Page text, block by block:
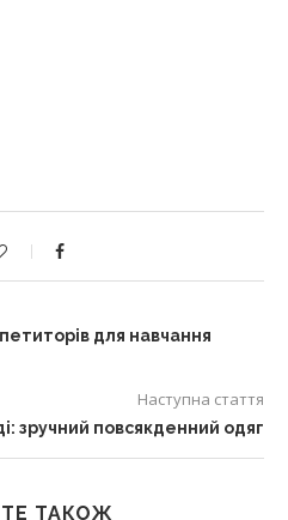
для навчання
Наступна стаття
зручний повсякденний одяг
ТАКОЖ